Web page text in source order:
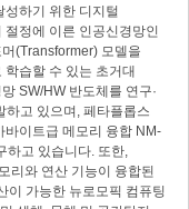
성하기 위한 디지털
절정에 이른 인공신경망인
(Transformer) 모델을
학습할 수 있는 초거대
SW/HW 반도체를 연구·
하고 있으며, 페타플롭스
바이트급 메모리 융합 NM-
하고 있습니다. 또한,
리와 연산 기능이 융합된
이 가능한 뉴로모픽 컴퓨팅